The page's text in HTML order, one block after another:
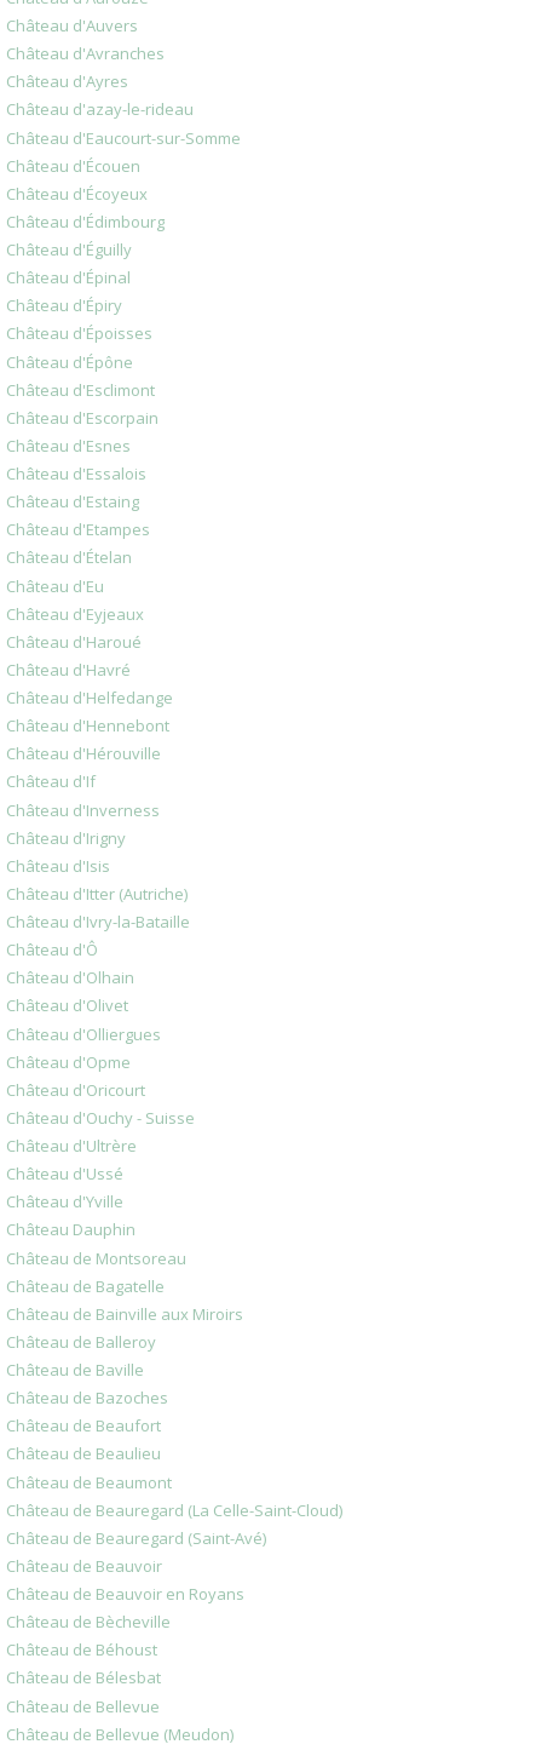
Château d'Auvers
Château d'Avranches
Château d'Ayres
Château d'azay-le-rideau
Château d'Eaucourt-sur-Somme
Château d'Écouen
Château d'Écoyeux
Château d'Édimbourg
Château d'Éguilly
Château d'Épinal
Château d'Épiry
Château d'Époisses
Château d'Épône
Château d'Esclimont
Château d'Escorpain
Château d'Esnes
Château d'Essalois
Château d'Estaing
Château d'Etampes
Château d'Ételan
Château d'Eu
Château d'Eyjeaux
Château d'Haroué
Château d'Havré
Château d'Helfedange
Château d'Hennebont
Château d'Hérouville
Château d'If
Château d'Inverness
Château d'Irigny
Château d'Isis
Château d'Itter (Autriche)
Château d'Ivry-la-Bataille
Château d'Ô
Château d'Olhain
Château d'Olivet
Château d'Olliergues
Château d'Opme
Château d'Oricourt
Château d'Ouchy - Suisse
Château d'Ultrère
Château d'Ussé
Château d'Yville
Château Dauphin
Château de Montsoreau
Château de Bagatelle
Château de Bainville aux Miroirs
Château de Balleroy
Château de Baville
Château de Bazoches
Château de Beaufort
Château de Beaulieu
Château de Beaumont
Château de Beauregard (La Celle-Saint-Cloud)
Château de Beauregard (Saint-Avé)
Château de Beauvoir
Château de Beauvoir en Royans
Château de Bècheville
Château de Béhoust
Château de Bélesbat
Château de Bellevue
Château de Bellevue (Meudon)